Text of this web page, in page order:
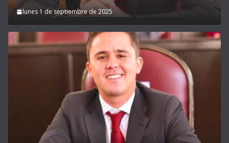
lunes 1 de septiembre de 2025